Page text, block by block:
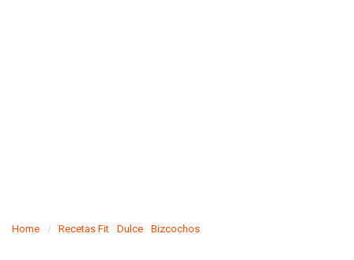
Home Recetas Fit Dulce Bizcochos